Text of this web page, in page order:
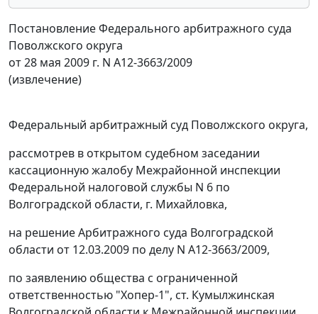
Постановление Федерального арбитражного суда
Поволжского округа
от 28 мая 2009 г. N А12-3663/2009
(извлечение)
Федеральный арбитражный суд Поволжского округа,
рассмотрев в открытом судебном заседании
кассационную жалобу Межрайонной инспекции
Федеральной налоговой службы N 6 по
Волгоградской области, г. Михайловка,
на решение Арбитражного суда Волгоградской
области от 12.03.2009 по делу N А12-3663/2009,
по заявлению общества с ограниченной
ответственностью "Хопер-1", ст. Кумылжинская